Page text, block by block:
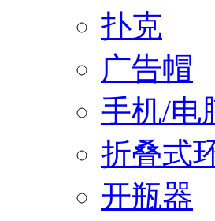
扑克
广告帽
手机/电
折叠式
开瓶器